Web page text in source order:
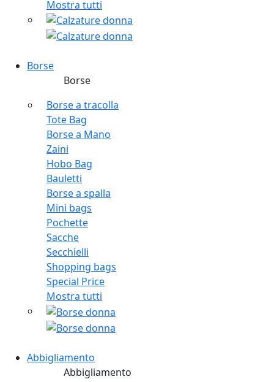
Mostra tutti
Borse
Borse
Borse a tracolla
Tote Bag
Borse a Mano
Zaini
Hobo Bag
Bauletti
Borse a spalla
Mini bags
Pochette
Sacche
Secchielli
Shopping bags
Special Price
Mostra tutti
Abbigliamento
Abbigliamento